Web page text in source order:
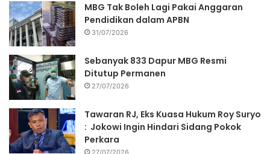
MBG Tak Boleh Lagi Pakai Anggaran
Pendidikan dalam APBN
31/07/2026
Sebanyak 833 Dapur MBG Resmi
Ditutup Permanen
27/07/2026
Tawaran RJ, Eks Kuasa Hukum Roy Suryo
: Jokowi Ingin Hindari Sidang Pokok
Perkara
27/07/2026